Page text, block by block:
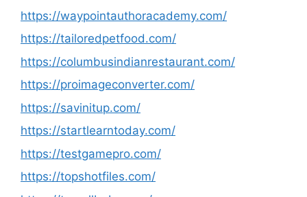
https://waypointauthoracademy.com/
https://tailoredpetfood.com/
https://columbusindianrestaurant.com/
https://proimageconverter.com/
https://savinitup.com/
https://startlearntoday.com/
https://testgamepro.com/
https://topshotfiles.com/